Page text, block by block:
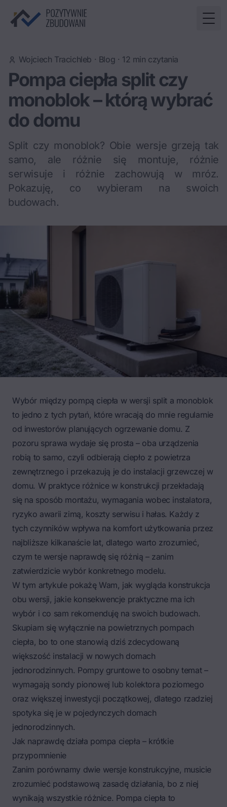
Wojciech Tracichleb · Blog · 12 min czytania
Pompa ciepła split czy
monoblok – którą wybrać
do domu
Split czy monoblok? Obie wersje grzeją tak
samo, ale różnie się montuje, różnie
serwisuje i różnie zachowują w mróz.
Pokazuję, co wybieram na swoich
budowach.
Wybór między pompą ciepła w wersji split a monoblok
to jedno z tych pytań, które wracają do mnie regularnie
od inwestorów planujących ogrzewanie domu. Z
pozoru sprawa wydaje się prosta – oba urządzenia
robią to samo, czyli odbierają ciepło z powietrza
zewnętrznego i przekazują je do instalacji grzewczej w
domu. W praktyce różnice w konstrukcji przekładają
się na sposób montażu, wymagania wobec instalatora,
ryzyko awarii zimą, koszty serwisu i hałas. Każdy z
tych czynników wpływa na komfort użytkowania przez
najbliższe kilkanaście lat, dlatego warto zrozumieć,
czym te wersje naprawdę się różnią – zanim
zatwierdzicie wybór konkretnego modelu.
W tym artykule pokażę Wam, jak wygląda konstrukcja
obu wersji, jakie konsekwencje praktyczne ma ich
wybór i co sam rekomenduję na swoich budowach.
Skupiam się wyłącznie na powietrznych pompach
ciepła, bo to one stanowią dziś zdecydowaną
większość instalacji w nowych domach
jednorodzinnych. Pompy gruntowe to osobny temat –
wymagają sondy pionowej lub kolektora poziomego
oraz większej inwestycji początkowej, dlatego rzadziej
spotyka się je w pojedynczych domach
jednorodzinnych.
Jak naprawdę działa pompa ciepła – krótkie
przypomnienie
Zanim porównamy dwie wersje konstrukcyjne, musicie
zrozumieć podstawową zasadę działania, bo z niej
wynikają wszystkie różnice. Pompa ciepła to